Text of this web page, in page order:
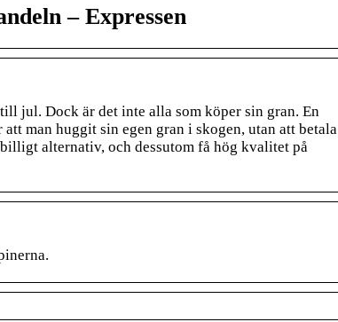
– Expressen
jul. Dock är det inte alla som köper sin gran. En
man huggit sin egen gran i skogen, utan att betala
alternativ, och dessutom få hög kvalitet på